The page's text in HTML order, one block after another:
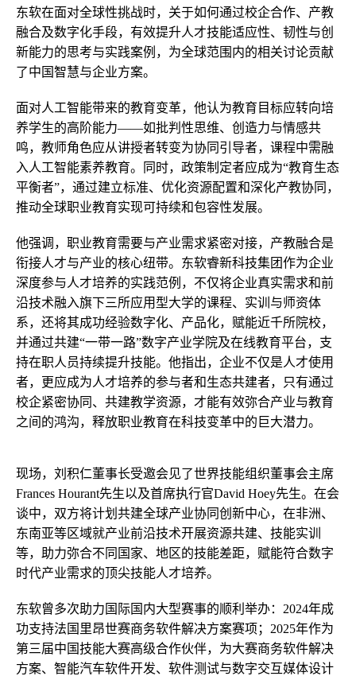
东软在面对全球性挑战时，关于如何通过校企合作、产教
融合及数字化手段，有效提升人才技能适应性、韧性与创
新能力的思考与实践案例，为全球范围内的相关讨论贡献
了中国智慧与企业方案。
面对人工智能带来的教育变革，他认为教育目标应转向培
养学生的高阶能力——如批判性思维、创造力与情感共
鸣，教师角色应从讲授者转变为协同引导者，课程中需融
入人工智能素养教育。同时，政策制定者应成为“教育生态
平衡者”，通过建立标准、优化资源配置和深化产教协同，
推动全球职业教育实现可持续和包容性发展。
他强调，职业教育需要与产业需求紧密对接，产教融合是
衔接人才与产业的核心纽带。东软睿新科技集团作为企业
深度参与人才培养的实践范例，不仅将企业真实需求和前
沿技术融入旗下三所应用型大学的课程、实训与师资体
系，还将其成功经验数字化、产品化，赋能近千所院校，
并通过共建“一带一路”数字产业学院及在线教育平台，支
持在职人员持续提升技能。他指出，企业不仅是人才使用
者，更应成为人才培养的参与者和生态共建者，只有通过
校企紧密协同、共建教学资源，才能有效弥合产业与教育
之间的鸿沟，释放职业教育在科技变革中的巨大潜力。
现场，刘积仁董事长受邀会见了世界技能组织董事会主席
Frances Hourant先生以及首席执行官David Hoey先生。在会
谈中，双方将计划共建全球产业协同创新中心，在非洲、
东南亚等区域就产业前沿技术开展资源共建、技能实训
等，助力弥合不同国家、地区的技能差距，赋能符合数字
时代产业需求的顶尖技能人才培养。
东软曾多次助力国际国内大型赛事的顺利举办：2024年成
功支持法国里昂世赛商务软件解决方案赛项；2025年作为
第三届中国技能大赛高级合作伙伴，为大赛商务软件解决
方案、智能汽车软件开发、软件测试与数字交互媒体设计